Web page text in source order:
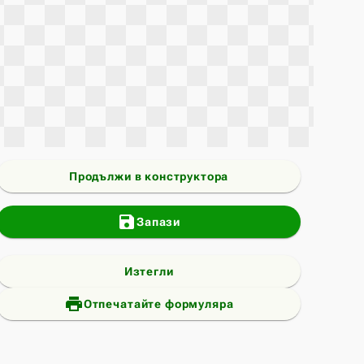
Продължи в конструктора
saveЗапази
Изтегли
print_add
Отпечатайте формуляра